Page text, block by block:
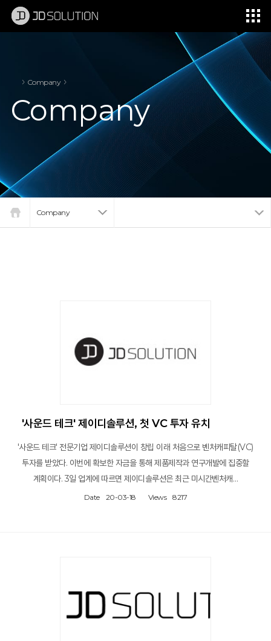
Company
Company
Company
'사운드 테크' 제이디솔루션, 첫 VC 투자 유치
'사운드 테크' 전문기업 제이디솔루션이 창립 이래 처음으로 벤처캐피탈(VC)
투자를 받았다. 이번에 확보한 자금을 통해 제품제작과 연구개발에 집중할
계획이다. 3일 업계에 따르면 제이디솔루션은 최근 미시간벤처캐…
Date 20-03-18 Views 8217